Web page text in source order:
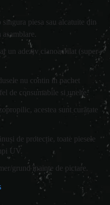
piesa sau alcatuite din
un adeziv cianoacrilat (super-
nu contin in pachet
de consumabile si unelte.
acestea sunt curățate
de protecție, toate piesele
UV.
grund înainte de pictare.